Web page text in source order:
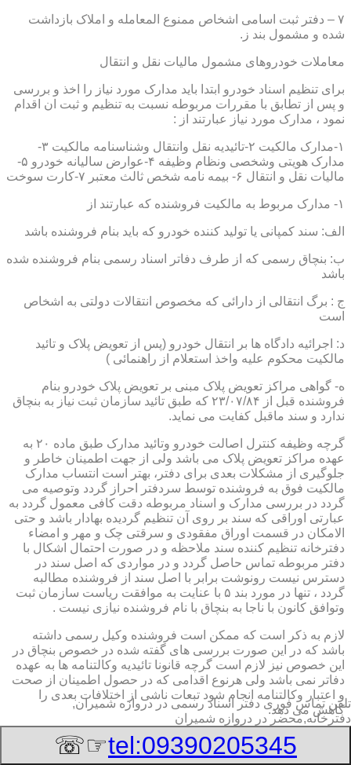
۷ – دفتر ثبت اسامی اشخاص ممنوع المعامله و املاک بازداشت
شده و مشمول بند ز.
معاملات خودروهای مشمول مالیات نقل و انتقال
برای تنظیم اسناد خودرو ابتدا باید مدارک مورد نیاز را اخذ و بررسی
و پس از تطابق با مقررات مربوطه نسبت به تنظیم و ثبت ان اقدام
نمود ، مدارک مورد نیاز عبارتند از :
۱-مدارک مالکیت ۲-تائیدیه نقل وانتقال وشناسنامه مالکیت ۳-
مدارک هویتی وشخصی ونظام وظیفه ۴-عوارض سالیانه خودرو ۵-
مالیات نقل و انتقال ۶- بیمه نامه شخص ثالث معتبر ۷-کارت سوخت
۱- مدارک مربوط به مالکیت فروشنده که عبارتند از
الف: سند کمپانی یا تولید کننده خودرو که باید بنام فروشنده باشد
ب: بنچاق رسمی که از طرف دفاتر اسناد رسمی بنام فروشنده شده
باشد
ج : برگ انتقالی از دارائی که مخصوص انتقالات دولتی به اشخاص
است
د: اجرائیه دادگاه ها بر انتقال خودرو (پس از تعویض پلاک و تائید
مالکیت محکوم علیه واخذ استعلام از راهنمائی )
ه- گواهی مراکز تعویض پلاک مبنی بر تعویض پلاک خودرو بنام
فروشنده قبل از ۲۳/۰۷/۸۴ که طبق تائید سازمان ثبت نیاز به بنچاق
ندارد و سند ماقبل کفایت می نماید.
گرچه وظیفه کنترل اصالت خودرو وتائید مدارک طبق ماده ۲۰ به
عهده مراکز تعویض پلاک می باشد ولی از جهت اطمینان خاطر و
جلوگیری از مشکلات بعدی برای دفتر، بهتر است انتساب مدارک
مالکیت فوق به فروشنده توسط سردفتر احراز گردد وتوصیه می
گردد در بررسی مدارک و اسناد مربوطه دقت کافی معمول گردد به
عبارتی اوراقی که سند بر روی آن تنظیم گردیده بهادار باشد و حتی
الامکان در قسمت اوراق مفقودی و سرقتی چک و مهر و امضاء
دفترخانه تنظیم کننده سند ملاحظه و در صورت احتمال اشکال با
دفتر مربوطه تماس حاصل گردد و در مواردی که اصل سند در
دسترس نیست رونوشت برابر با اصل سند از فروشنده مطالبه
گردد ، تنها در مورد بند ۵ با عنایت به موافقت ریاست سازمان ثبت
وتوافق کانون با ناجا به بنچاق با نام فروشنده نیازی نیست .
لازم به ذکر است که ممکن است فروشنده وکیل رسمی داشته
باشد که در این صورت بررسی های گفته شده در خصوص بنچاق در
این خصوص نیز لازم است گرچه قانونا تائیدیه وکالتنامه ها به عهده
دفاتر نمی باشد ولی هرنوع اقدامی که در حصول اطمینان از صحت
و اعتبار وکالتنامه انجام شود تبعات ناشی از اختلافات بعدی را
کاهش می دهد.
تلفن تماس فوریدفتر اسناد رسمی در دروازه شمیران,
دفترخانه,محضر در دروازه شمیران
tel:09390205345
☞☏